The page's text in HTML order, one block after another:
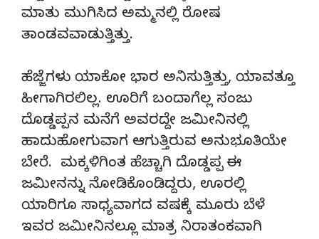
ಮಾತು ಮುಗಿಸಿದ ಅಮ್ಮನಲ್ಲಿ ರೋಷ
ತಾಂಡವವಾಡುತ್ತಿತ್ತು.
ಹೆಜ್ಜೆಗಳು ಯಾಕೋ ಭಾರ ಅನಿಸುತ್ತಿತ್ತು, ಯಾವತ್ತೂ
ಹೀಗಾಗಿರಲಿಲ್ಲ. ಊರಿಗೆ ಬಂದಾಗೆಲ್ಲ ಸಂಜು
ದೊಡ್ಡಪ್ಪನ ಮನೆಗೆ ಅವರದ್ದೇ ಜಮೀನಿನಲ್ಲಿ
ಹಾದುಹೋಗುವಾಗ ಆಗುತ್ತಿರುವ ಅನುಭೂತಿಯೇ
ಬೇರೆ. ಮಕ್ಕಳಿಗಿಂತ ಹೆಚ್ಚಾಗಿ ದೊಡ್ಡಪ್ಪ ಈ
ಜಮೀನನ್ನು ನೋಡಿಕೊಂಡಿದ್ದರು, ಊರಲ್ಲಿ
ಯಾರಿಗೂ ಸಾಧ್ಯವಾಗದ ವರ್ಷಕ್ಕೆ ಮೂರು ಬೆಳೆ
ಇವರ ಜಮೀನಿನಲ್ಲೂ ಮಾತ್ರ ನಿರಾತಂಕವಾಗಿ